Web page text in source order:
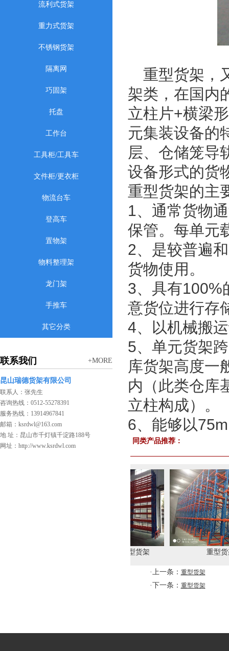
流利式货架
重力式货架
不锈钢货架
隔离网
巧固架
托盘
工作台
工具柜/工具车
文件柜/更衣柜
物流台车
登高车
置物架
物料整理架
龙门架
手推车
其它分类
联系我们 +MORE
昆山瑞德货架有限公司
联系人：张先生
咨询热线：0512-55278391
服务热线：13914967841
邮箱：ksrdwl@163.com
地 址：昆山市千灯镇千淀路188号
网址：http://www.ksrdwl.com
重型货架，
架类，在国内
立柱片+横梁
元集装设备的
层、仓储笼导
设备形式的货
重型货架的主
1、通常货物
保管。每单元
2、是较普遍
货物使用。
3、具有100%
意货位进行存
4、以机械搬
5、单元货架
库货架高度一
内（此类仓库
立柱构成）。
6、能够以
同类产品推荐：
重型货架 重型货架
·上一条： 重型货架
·下一条： 重型货架